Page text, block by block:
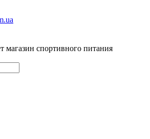
магазин спортивного питания